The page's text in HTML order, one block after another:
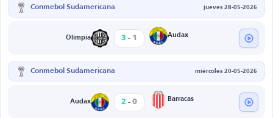
Conmebol Sudamericana jueves 28-05-2026
Olimpia 3 - 1 Audax
Conmebol Sudamericana miércoles 20-05-2026
Audax 2 - 0 Barracas